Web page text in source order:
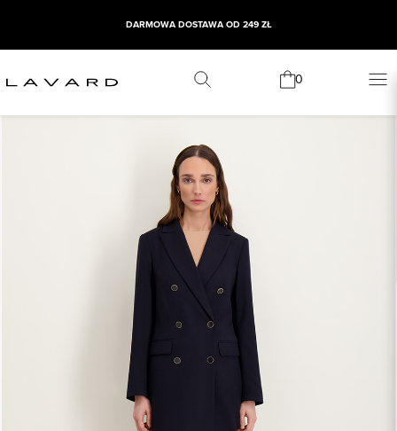
DARMOWA DOSTAWA OD 249 ZŁ
0